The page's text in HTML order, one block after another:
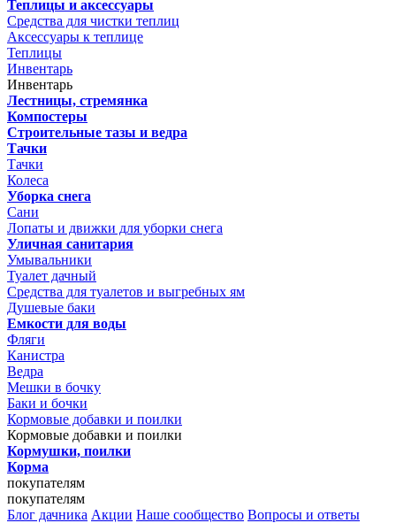
Теплицы и аксессуары
Средства для чистки теплиц
Аксессуары к теплице
Теплицы
Инвентарь
Инвентарь
Лестницы, стремянка
Компостеры
Строительные тазы и ведра
Тачки
Тачки
Колеса
Уборка снега
Сани
Лопаты и движки для уборки снега
Уличная санитария
Умывальники
Туалет дачный
Средства для туалетов и выгребных ям
Душевые баки
Емкости для воды
Фляги
Канистра
Ведра
Мешки в бочку
Баки и бочки
Кормовые добавки и поилки
Кормовые добавки и поилки
Кормушки, поилки
Корма
покупателям
покупателям
Блог дачника Акции Наше сообщество Вопросы и ответы